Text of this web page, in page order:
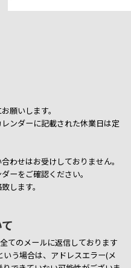
願いします。
ンダーに記載された休業日は定
わせはお受けしておりません。
ーをご確認ください。
します。
てのメールに返信しております
う場合は、アドレスエラー(メ